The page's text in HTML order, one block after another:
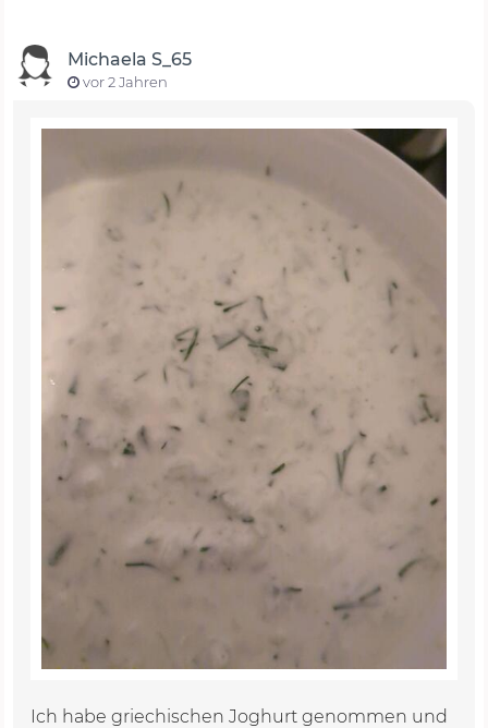
Michaela S_65
vor 2 Jahren
Ich habe griechischen Joghurt genommen und